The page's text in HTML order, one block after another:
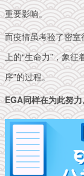
重要影响。
而疫情虽考验了密
上的“生命力”，象征
序”的过程。
EGA同样在为此努